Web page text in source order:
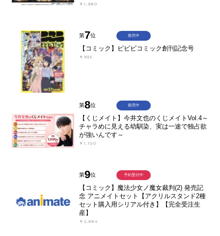
￥1,980
第7位
【コミック】ビビビコミック創刊記念号
￥935
発売中
第8位
【くじメイト】今井文也のくじメイトVol.4～
チャラめに見える幼馴染、実は一途で独占欲
が強いんです～
￥1,100
発売中
第9位
【コミック】魔法少女ノ魔女裁判(2) 発売記
念 アニメイトセット【アクリルスタンド2種
セット購入用シリアル付き】【完全受注生
産】
￥2,684
予約受付中